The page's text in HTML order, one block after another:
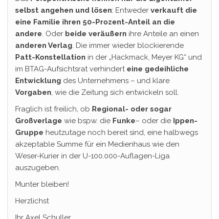
selbst angehen und lösen: Entweder verkauft die
eine Familie ihren 50-Prozent-Anteil an die
andere. Oder beide veräußern ihre Anteile an einen
anderen Verlag. Die immer wieder blockierende
Patt-Konstellation in der „Hackmack, Meyer KG“ und
im BTAG-Aufsichtsrat verhindert eine gedeihliche
Entwicklung des Unternehmens – und klare
Vorgaben, wie die Zeitung sich entwickeln soll.
Fraglich ist freilich, ob Regional- oder sogar
Großverlage wie bspw. die Funke– oder die Ippen-
Gruppe heutzutage noch bereit sind, eine halbwegs
akzeptable Summe für ein Medienhaus wie den
Weser-Kurier in der U-100.000-Auflagen-Liga
auszugeben.
Munter bleiben!
Herzlichst